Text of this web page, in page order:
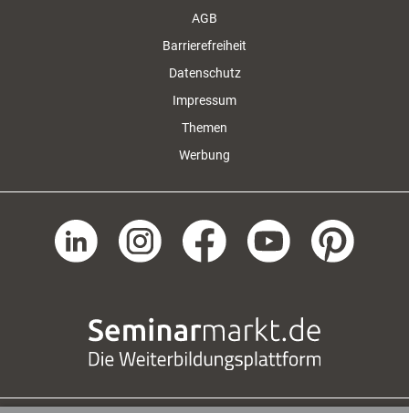
AGB
Barrierefreiheit
Datenschutz
Impressum
Themen
Werbung